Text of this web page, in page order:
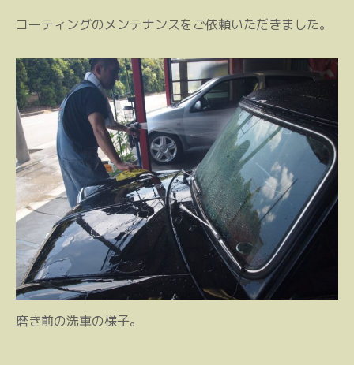
コーティングのメンテナンスをご依頼いただきました。
磨き前の洗車の様子。